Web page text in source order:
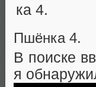
Пшёнка 4.
В поиске
я